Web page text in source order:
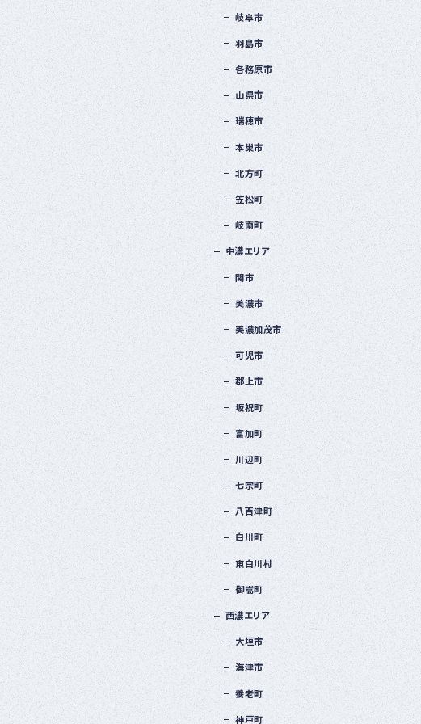
岐阜市
羽島市
各務原市
山県市
瑞穂市
本巣市
北方町
笠松町
岐南町
中濃エリア
関市
美濃市
美濃加茂市
可児市
郡上市
坂祝町
富加町
川辺町
七宗町
八百津町
白川町
東白川村
御嵩町
西濃エリア
大垣市
海津市
養老町
神戸町